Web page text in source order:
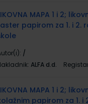
MAPA 1 i 2;
papirom za 1. i 2.
/
ALFA d.d.
MAPA 1 i 2;
papirom za 1. i